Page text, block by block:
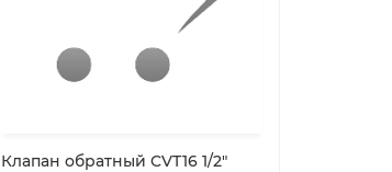
Клапан обратный CVT16 1/2″